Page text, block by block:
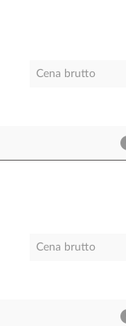
Cena brutto
Cena brutto